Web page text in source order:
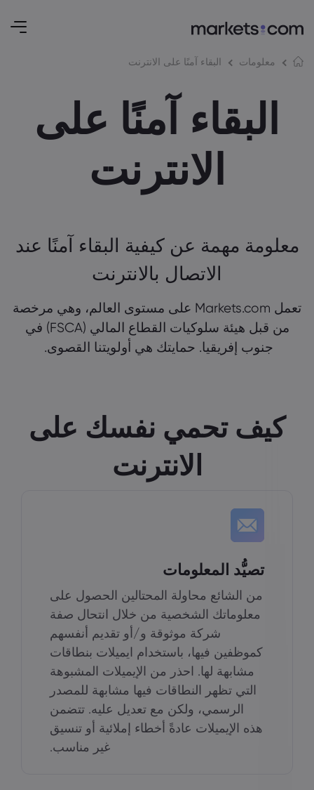
معلومات البقاء آمنًا على الانترنت
البقاء آمنًا على
الانترنت
معلومة مهمة عن كيفية البقاء آمنًا عند
الاتصال بالانترنت
تعمل Markets.com على مستوى العالم، وهي مرخصة
من قبل هيئة سلوكيات القطاع المالي (FSCA) في
جنوب إفريقيا. حمايتك هي أولويتنا القصوى.
كيف تحمي نفسك على
الانترنت
تصيُّد المعلومات
من الشائع محاولة المحتالين الحصول على
معلوماتك الشخصية من خلال انتحال صفة
شركة موثوقة و/أو تقديم أنفسهم
كموظفين فيها، باستخدام ايميلات بنطاقات
مشابهة لها. احذر من الإيميلات المشبوهة
التي تظهر النطاقات فيها مشابهة للمصدر
الرسمي، ولكن مع تعديل عليه. تتضمن
هذه الإيميلات عادةً أخطاء إملائية أو تنسيق
غير مناسب.